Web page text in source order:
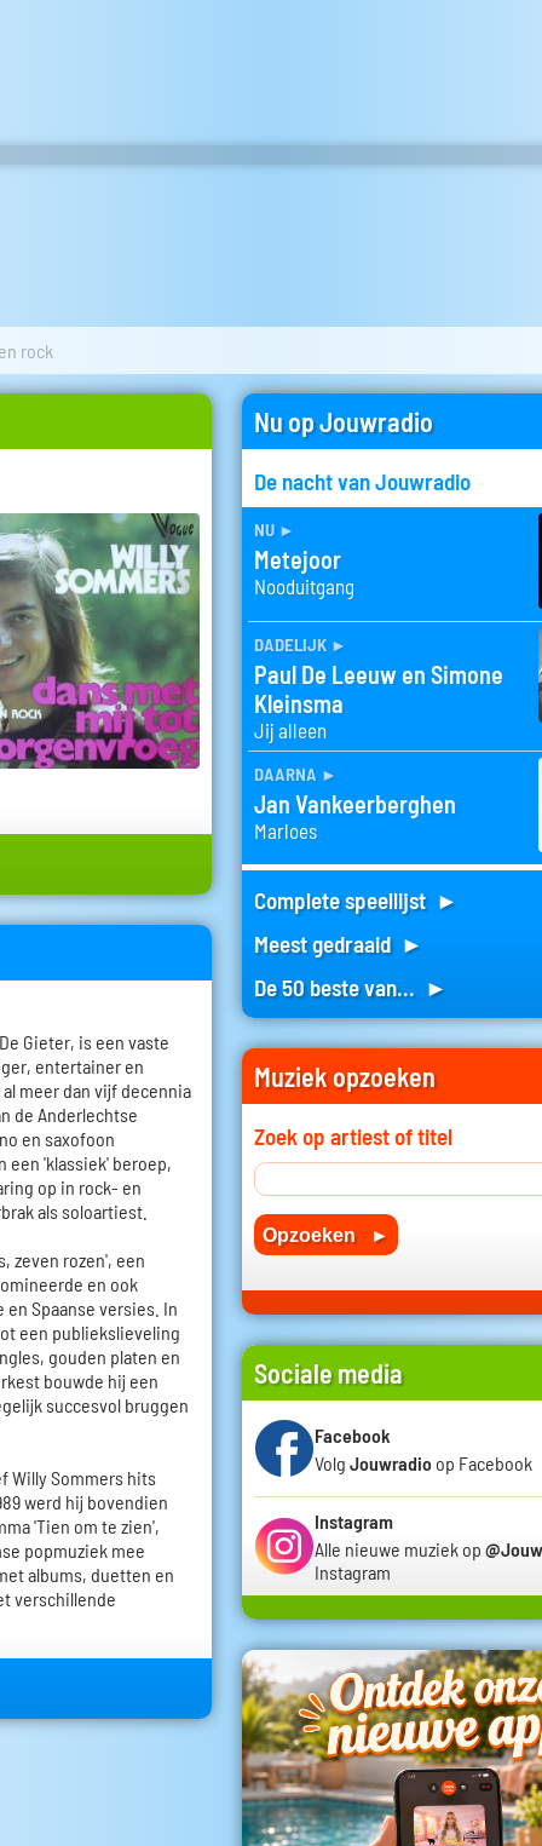
rock
Gieter, is een vaste
entertainer en
meer dan vijf decennia
de Anderlechtse
en saxofoon
een 'klassiek' beroep,
op in rock- en
als soloartiest.
zeven rozen', een
en ook
Spaanse versies. In
een publiekslieveling
gouden platen en
bouwde hij een
succesvol bruggen
Willy Sommers hits
werd hij bovendien
'Tien om te zien',
popmuziek mee
albums, duetten en
verschillende
Nu op Jouwradio
De nacht van Jouwradio
nu ►
Metejoor
Nooduitgang
dadelijk ►
Paul De Leeuw en Simone
Kleinsma
Jij alleen
daarna ►
Jan Vankeerberghen
Marloes
Complete speellijst ►
Meest gedraaid ►
De 50 beste van... ►
Muziek opzoeken
Zoek op artiest of titel
Sociale media
Facebook
Volg Jouwradio op Facebook
Instagram
Alle nieuwe muziek op
Instagram